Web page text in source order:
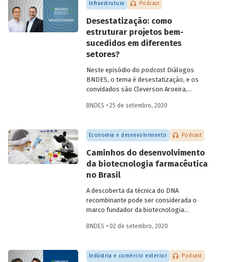
Confira o bate-papo entre Sonia Favaretto
e Julio Leite (superintendente do BNDES).
Infraestrutura Podcast
Desestatização: como
estruturar projetos bem-
sucedidos em diferentes
setores?
Neste episódio do podcastDiálogos
BNDES, o tema é desestatização, e os
convidados são Cleverson Aroeira,
de Parcerias de Investimento do BNDES, e
International Finance Corporation (IFC),
do Grupo Banco Mundial. Na conversa,
modalidades de desestatização, os
modelos de regulação e contrato, o
processo de estruturação de projetos e
investimentos e parcerias com o setor
privado.
BNDES • 25 de setembro, 2020
Economia e desenvolvimento Podcast
Caminhos do desenvolvimento
da biotecnologia farmacêutica
no Brasil
A descoberta da técnica do DNA
recombinante pode ser considerada o
marco fundador da biotecnologia
capazes de produzir novas proteínas ou
larga escala. Na área de saúde, a
biotecnologia avançou em atividades
BNDES • 02 de setembro, 2020
Indústria e comércio exterior Podcast